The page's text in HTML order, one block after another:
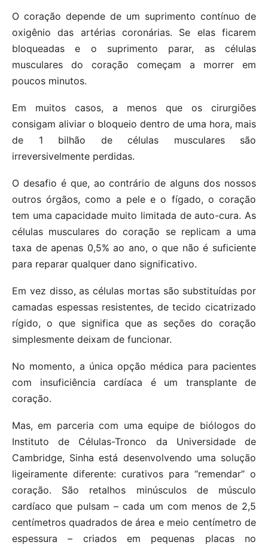
O coração depende de um suprimento contínuo de
oxigênio das artérias coronárias. Se elas ficarem
bloqueadas e o suprimento parar, as células
musculares do coração começam a morrer em
poucos minutos.
Em muitos casos, a menos que os cirurgiões
consigam aliviar o bloqueio dentro de uma hora, mais
de 1 bilhão de células musculares são
irreversivelmente perdidas.
O desafio é que, ao contrário de alguns dos nossos
outros órgãos, como a pele e o fígado, o coração
tem uma capacidade muito limitada de auto-cura. As
células musculares do coração se replicam a uma
taxa de apenas 0,5% ao ano, o que não é suficiente
para reparar qualquer dano significativo.
Em vez disso, as células mortas são substituídas por
camadas espessas resistentes, de tecido cicatrizado
rígido, o que significa que as seções do coração
simplesmente deixam de funcionar.
No momento, a única opção médica para pacientes
com insuficiência cardíaca é um transplante de
coração.
Mas, em parceria com uma equipe de biólogos do
Instituto de Células-Tronco da Universidade de
Cambridge, Sinha está desenvolvendo uma solução
ligeiramente diferente: curativos para “remendar” o
coração. São retalhos minúsculos de músculo
cardíaco que pulsam – cada um com menos de 2,5
centímetros quadrados de área e meio centímetro de
espessura – criados em pequenas placas no